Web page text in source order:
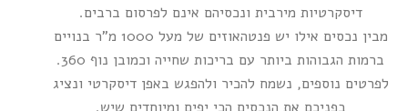
דיסקרטיות מירבית ונכסיהם אינם לפרסום ברבים.
מבין נכסים אילו יש פנטהאוזים של מעל 1000 מ"ר בנויים
ברמות הגבוהות ביותר עם בריכות שחייה וכמובן נוף 360.
לפרטים נוספים, נשמח להכיר ולהפגש באפן דיסקרטי ונציג